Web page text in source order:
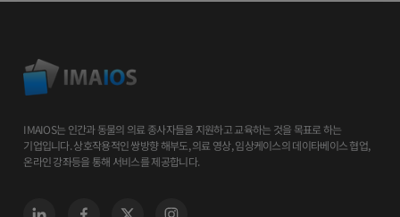
IMAIOS는 인간과 동물의 의료 종사자들을 지원하고 교육하는 것을 목표로 하는
기업입니다. 상호작용적인 쌍방향 해부도, 의료 영상, 임상케이스의 데이타베이스 협업,
온라인 강좌등을 통해 서비스를 제공합니다.